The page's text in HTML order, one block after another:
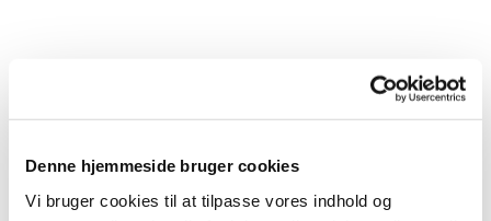
Denne hjemmeside bruger cookies
Vi bruger cookies til at tilpasse vores indhold og